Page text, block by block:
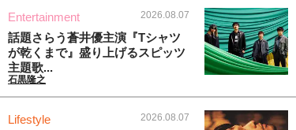
Entertainment 2026.08.07
話題さらう蒼井優主演『Tシャツ
が乾くまで』盛り上げるスピッツ
主題歌...
石黒隆之
Lifestyle 2026.08.07